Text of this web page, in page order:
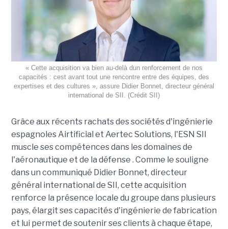
« Cette acquisition va bien au-delà dun renforcement de nos
capacités : cest avant tout une rencontre entre des équipes, des
expertises et des cultures », assure Didier Bonnet, directeur général
international de SII. (Crédit SII)
Grâce aux récents rachats des sociétés d'ingénierie
espagnoles Airtificial et Aertec Solutions, l'ESN SII
muscle ses compétences dans les domaines de
l'aéronautique et de la défense . Comme le souligne
dans un communiqué Didier Bonnet, directeur
général international de SII, cette acquisition
renforce la présence locale du groupe dans plusieurs
pays, élargit ses capacités d'ingénierie de fabrication
et lui permet de soutenir ses clients à chaque étape,